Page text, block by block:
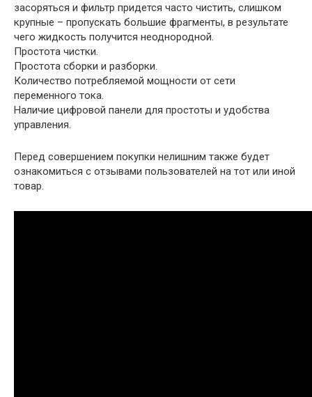
засоряться и фильтр придется часто чистить, слишком
крупные – пропускать большие фрагменты, в результате
чего жидкость получится неоднородной.
Простота чистки.
Простота сборки и разборки.
Количество потребляемой мощности от сети
переменного тока.
Наличие цифровой панели для простоты и удобства
управления.
Перед совершением покупки нелишним также будет
ознакомиться с отзывами пользователей на тот или иной
товар.